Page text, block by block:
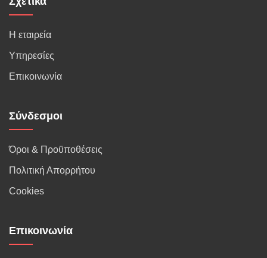
Η εταιρεία
Υπηρεσίες
Επικοινωνία
Σύνδεσμοι
Όροι & Προϋποθέσεις
Πολιτική Απορρήτου
Cookies
Επικοινωνία